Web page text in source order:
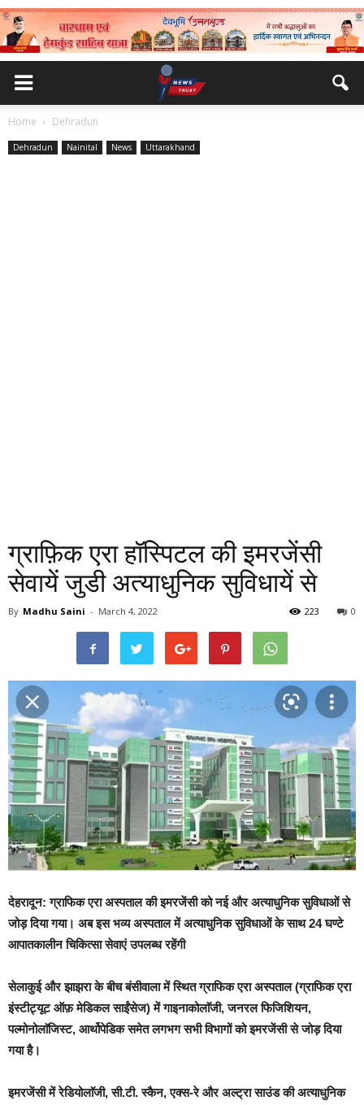
Home Dehradun
Dehradun Nainital News Uttarakhand
ग्राफ़िक एरा हॉस्पिटल की इमरजेंसी
सेवायें जुडी अत्याधुनिक सुविधायें से
By Madhu Saini - March 4, 2022 0
223
देहरादून: ग्राफिक एरा अस्पताल की इमरजेंसी को नई और अत्याधुनिक सुविधाओं से
जोड़ दिया गया। अब इस भव्य अस्पताल में अत्याधुनिक सुविधाओं के साथ 24 घण्टे
आपातकालीन चिकित्सा सेवाएं उपलब्ध रहेंगी
सेलाकुई और झाझरा के बीच बंसीवाला में स्थित ग्राफिक एरा अस्पताल (ग्राफिक एरा
इंस्टीट्यूट ऑफ़ मेडिकल साईंसेज) में गाइनाकोलाॅजी, जनरल फिजिशियन,
पल्मोनोलाॅजिस्ट, आर्थोपेडिक समेत लगभग सभी विभागों को इमरजेंसी से जोड़ दिया
गया है।
इमरजेंसी में रेडियोलाॅजी, सी.टी. स्कैन, एक्स-रे और अल्ट्रा साउंड की अत्याधुनिक